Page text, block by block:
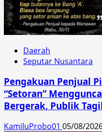
Daerah
Seputar Nusantara
Pengakuan Penjual
“Setoran”
Bergerak, Publik
KamiluProbo01 05/08/